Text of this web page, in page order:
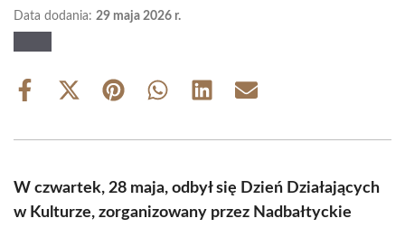
Data dodania: 29 maja 2026 r.
Share
Share
(Twitter)
Share Share Share Share
W czwartek, 28 maja, odbył się Dzień Działających
w Kulturze, zorganizowany przez Nadbałtyckie